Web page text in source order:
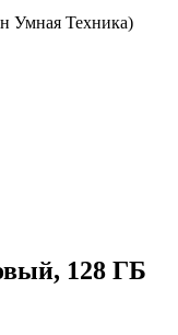
Умная Техника)
128 ГБ